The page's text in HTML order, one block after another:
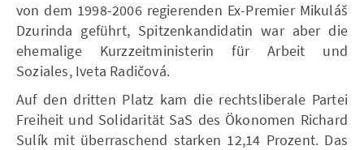
von dem 1998-2006 regierenden Ex-Premier Mikuláš
Dzurinda geführt, Spitzenkandidatin war aber die
ehemalige Kurzzeitministerin für Arbeit und
Soziales, Iveta Radičová.
Auf den dritten Platz kam die rechtsliberale Partei
Freiheit und Solidarität SaS des Ökonomen Richard
Sulík mit überraschend starken 12,14 Prozent. Das